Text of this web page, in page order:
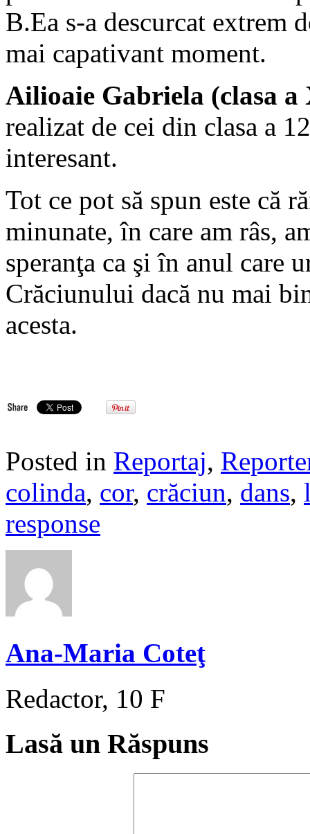
B.Ea s-a descurcat extrem
mai capativant moment.
Ailioaie Gabriela (clasa a
realizat de cei din clasa a
interesant.
Tot ce pot să spun este că
minunate, în care am râs,
speranţa ca şi în anul care
Crăciunului dacă nu mai
acesta.
Posted in Reportaj,
colinda, cor, crăciun, dans,
response
Ana-Maria Coteţ
Redactor, 10 F
Lasă un Răspuns